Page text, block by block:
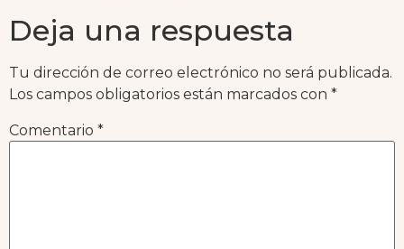
Deja una respuesta
Tu dirección de correo electrónico no será publicada.
Los campos obligatorios están marcados con *
Comentario *